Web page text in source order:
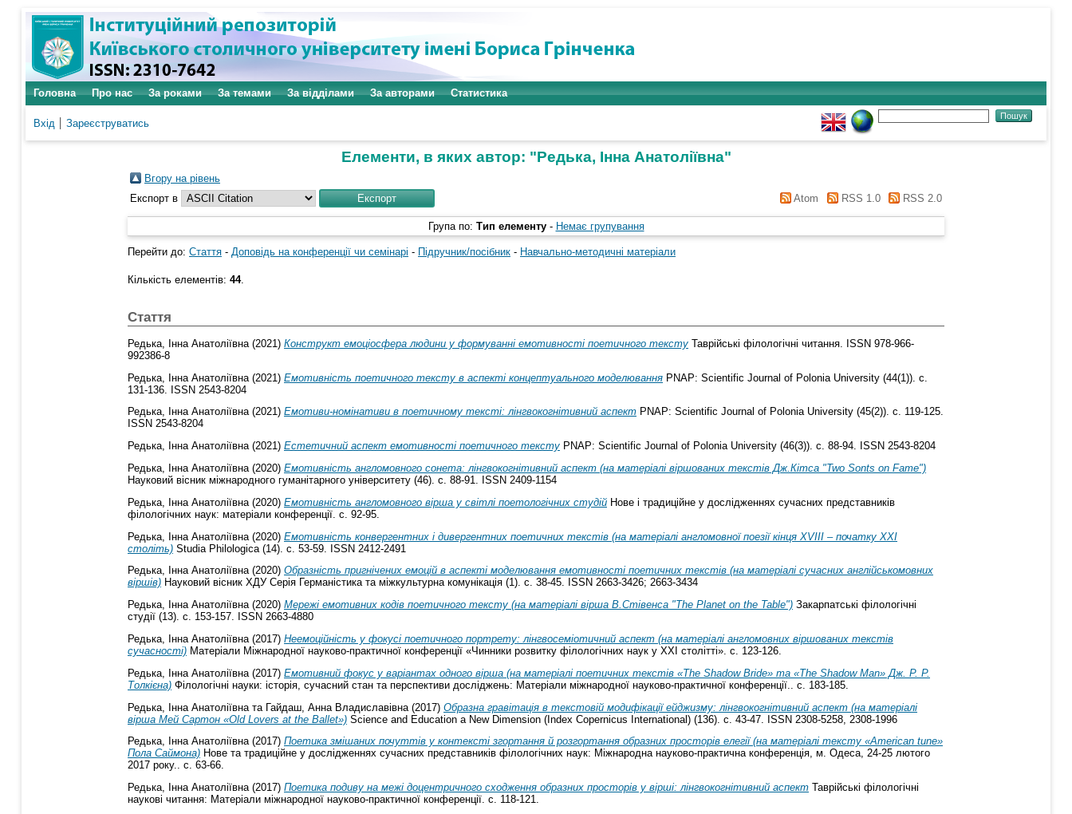
Головна Про нас За роками За темами За відділами За авторами Статистика
Вхід Зареєструватись
Елементи, в яких автор: "Редька, Інна Анатоліївна"
Вгору на рівень
Експорт в
Atom RSS 1.0 RSS 2.0
Група по: Тип елементу - Немає групування
Перейти до: Стаття - Доповідь на конференції чи семінарі - Підручник/посібник - Навчально-методичні матеріали
Кількість елементів: 44.
Стаття
Редька, Інна Анатоліївна (2021) Конструкт емоціосфера людини у формуванні емотивності поетичного тексту Таврійські філологічні читання. ISSN 978-966-
992386-8
Редька, Інна Анатоліївна (2021) Емотивність поетичного тексту в аспекті концептуального моделювання PNAP: Scientific Journal of Polonia University (44(1)). с.
131-136. ISSN 2543-8204
Редька, Інна Анатоліївна(2021) Емотиви-номінативи в поетичному тексті: лінгвокогнітивний аспект PNAP: Scientific Journal of Polonia University (45(2)). с. 119-125.
ISSN 2543-8204
Редька, Інна Анатоліївна(2021) Естетичний аспект емотивності поетичного тексту PNAP: Scientific Journal of Polonia University (46(3)). с. 88-94. ISSN 2543-8204
Редька, Інна Анатоліївна (2020) Емотивність англомовного сонета: лінгвокогнітивний аспект (на матеріалі віршованих текстів Дж.Кітса "Two Sonts on Fame")
Науковий вісник міжнародного гуманітарного університету (46). с. 88-91. ISSN 2409-1154
Редька, Інна Анатоліївна (2020) Емотивність англомовного вірша у світлі поетологічних студій Нове і традиційне у дослідженнях сучасних представників
філологічних наук: матеріали конференції. с. 92-95.
Редька, Інна Анатоліївна (2020) Емотивність конвергентних і дивергентних поетичних текстів (на матеріалі англомовної поезії кінця XVIIІ – початку XXI
століть) Studia Philologica (14). с. 53-59. ISSN 2412-2491
Редька, Інна Анатоліївна(2020) Образність пригнічених емоцій в аспекті моделювання емотивності поетичних текстів (на матеріалі сучасних англійськомовних
віршів) Науковий вісник ХДУ Серія Германістика та міжкультурна комунікація (1). с. 38-45. ISSN 2663-3426; 2663-3434
Редька, Інна Анатоліївна(2020) Мережі емотивних кодів поетичного тексту (на матеріалі вірша В.Стівенса "The Planet on the Table") Закарпатські філологічні
студії (13). с. 153-157. ISSN 2663-4880
Редька, Інна Анатоліївна (2017) Неемоційність у фокусі поетичного портрету: лінгвосеміотичний аспект (на матеріалі англомовних віршованих текстів
сучасності) Матеріали Міжнародної науково-практичної конференції «Чинники розвитку філологічних наук у ХХІ столітті». с. 123-126.
Редька, Інна Анатоліївна (2017) Емотивний фокус у варіантах одного вірша (на матеріалі поетичних текстів «The Shadow Bride» та «The Shadow Man» Дж. Р. Р.
Толкієна) Філологічні науки: історія, сучасний стан та перспективи досліджень: Матеріали міжнародної науково-практичної конференції.. с. 183-185.
Редька, Інна Анатоліївна та Гайдаш, Анна Владиславівна (2017) Образна гравітація в текстовій модифікації ейджизму: лінгвокогнітивний аспект (на матеріалі
вірша Мей Сартон «Old Lovers at the Ballet») Science and Education a New Dimension (Index Copernicus International) (136). с. 43-47. ISSN 2308-5258, 2308-1996
Редька, Інна Анатоліївна(2017) Поетика змішаних почуттів у контексті згортання й розгортання образних просторів елегії (на матеріалі тексту «American tune»
Пола Саймона) Нове та традиційне у дослідженнях сучасних представників філологічних наук: Міжнародна науково-практична конференція, м. Одеса, 24-25 лютого
2017 року.. с. 63-66.
Редька, Інна Анатоліївна(2017) Поетика подиву на межі доцентричного сходження образних просторів у вірші: лінгвокогнітивний аспект Таврійські філологічні
наукові читання: Матеріали міжнародної науково-практичної конференції. с. 118-121.